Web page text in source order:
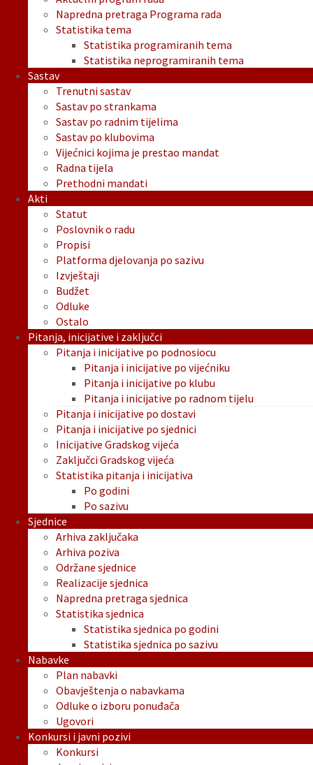
Napredna pretraga Programa rada
Statistika tema
Statistika programiranih tema
Statistika neprogramiranih tema
Sastav
Trenutni sastav
Sastav po strankama
Sastav po radnim tijelima
Sastav po klubovima
Vijećnici kojima je prestao mandat
Radna tijela
Prethodni mandati
Akti
Statut
Poslovnik o radu
Propisi
Platforma djelovanja po sazivu
Izvještaji
Budžet
Odluke
Ostalo
Pitanja, inicijative i zaključci
Pitanja i inicijative po podnosiocu
Pitanja i inicijative po vijećniku
Pitanja i inicijative po klubu
Pitanja i inicijative po radnom tijelu
Pitanja i inicijative po dostavi
Pitanja i inicijative po sjednici
Inicijative Gradskog vijeća
Zaključci Gradskog vijeća
Statistika pitanja i inicijativa
Po godini
Po sazivu
Sjednice
Arhiva zaključaka
Arhiva poziva
Održane sjednice
Realizacije sjednica
Napredna pretraga sjednica
Statistika sjednica
Statistika sjednica po godini
Statistika sjednica po sazivu
Nabavke
Plan nabavki
Obavještenja o nabavkama
Odluke o izboru ponuđača
Ugovori
Konkursi i javni pozivi
Konkursi